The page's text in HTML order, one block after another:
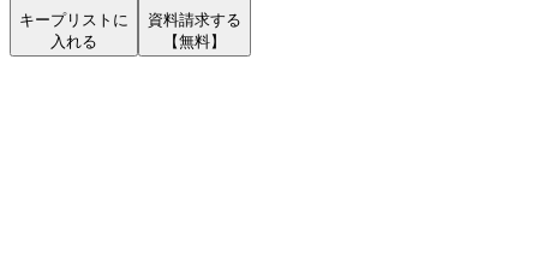
キープリストに
入れる
資料請求する
【無料】